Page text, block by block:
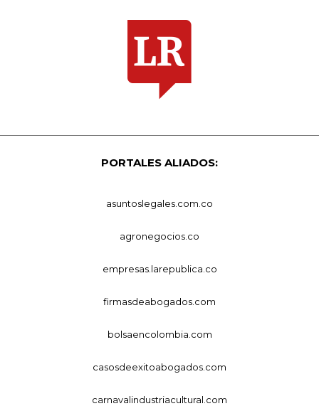
PORTALES ALIADOS:
asuntoslegales.com.co
agronegocios.co
empresas.larepublica.co
firmasdeabogados.com
bolsaencolombia.com
casosdeexitoabogados.com
carnavalindustriacultural.com